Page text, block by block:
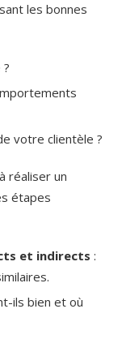
les bonnes
votre clientèle ?
réaliser un
étapes
et indirects :
ils bien et où